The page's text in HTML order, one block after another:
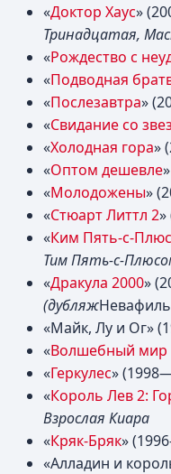
«Доктор Хаус»
Тринадцатая,
«Рождество с
«Подводная
«Послезавтра»
«Свидание со
«Холодная гора»
«Оптом дешевле
«Молодожены»
«Стюарт Литтл 2
«Ким Пять-с-
Тим Пять-с-
«Дракула 2000»
(дубляж
«Майк, Лу и Ог»
«Волшебный мир
«Геркулес»
«Король Лев 2:
Взрослая Киара
«Кряк-Бряк»
«Алладин и